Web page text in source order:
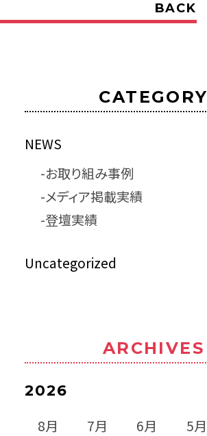
BACK
CATEGORY
NEWS
お取り組み事例
メディア掲載実績
登壇実績
Uncategorized
ARCHIVES
2026
8月 7月 6月 5月